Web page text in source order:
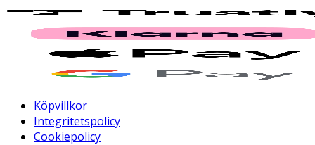
Köpvillkor
Integritetspolicy
Cookiepolicy